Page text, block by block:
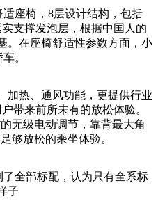
座椅，8层设计结构，包括
实支撑发泡层，根据中国人的
。在座椅舒适性参数方面，小
。
加热、通风功能，更提供行业
带来前所未有的放松体验。
无级电动调节，靠背最大角
够放松的乘坐体验。
全部标配，认为只有全系标
子